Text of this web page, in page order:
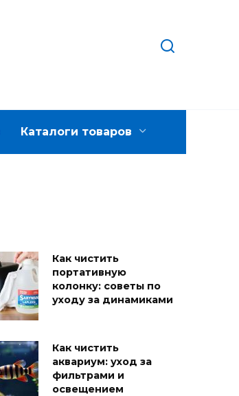
Каталоги товаров
Как чистить
портативную
колонку: советы по
уходу за динамиками
Как чистить
аквариум: уход за
фильтрами и
освещением